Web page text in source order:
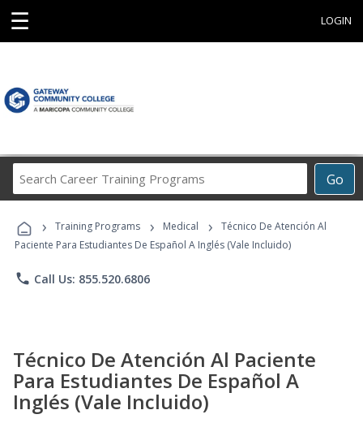
☰ LOGIN
Go
Career
Programs
› Training Programs › Medical ›
Técnico De Atención Al
Paciente Para Estudiantes De Español A Inglés (Vale Incluido)
phone Call Us: 855.520.6806
Técnico De Atención Al Paciente
Para Estudiantes De Español A
Inglés (Vale Incluido)